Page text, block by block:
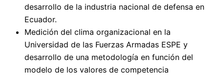
desarrollo de la industria nacional de defensa en
Ecuador.
Medición del clima organizacional en la
Universidad de las Fuerzas Armadas ESPE y
desarrollo de una metodología en función del
modelo de los valores de competencia